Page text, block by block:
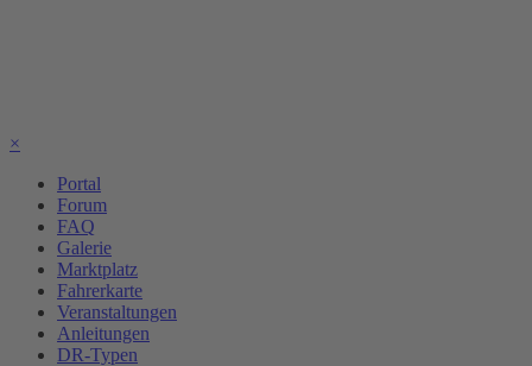
×
Portal
Forum
FAQ
Galerie
Marktplatz
Fahrerkarte
Veranstaltungen
Anleitungen
DR-Typen